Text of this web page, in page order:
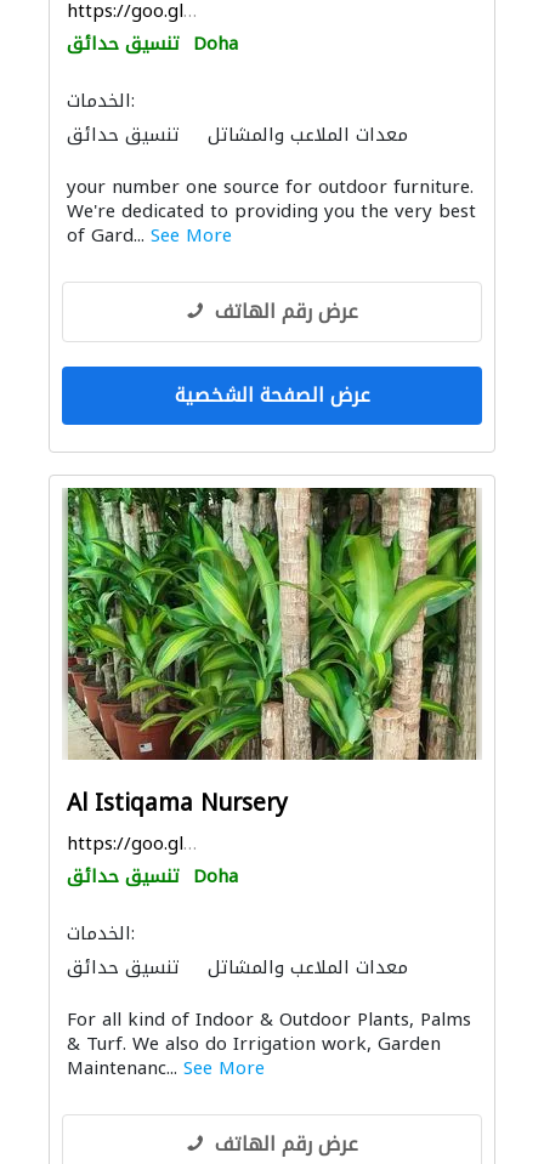
https://goo.gl/maps/RCmTJdR3utM68PbdA
تنسيق حدائق Doha
الخدمات:
تنسيق حدائق
معدات الملاعب والمشاتل
your number one source for outdoor furniture.
We're dedicated to providing you the very best
of Gard... See More
عرض رقم الهاتف
عرض الصفحة الشخصية
Al Istiqama Nursery
https://goo.gl/maps/EzTKewiREfAWkBC56
تنسيق حدائق Doha
الخدمات:
تنسيق حدائق
معدات الملاعب والمشاتل
For all kind of Indoor & Outdoor Plants, Palms
& Turf. We also do Irrigation work, Garden
Maintenanc... See More
عرض رقم الهاتف